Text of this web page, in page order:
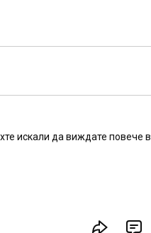
искали да виждате повече в